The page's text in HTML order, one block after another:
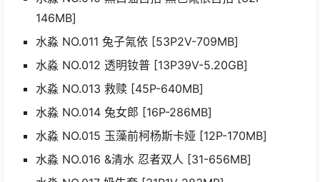
146MB]
水淼 NO.011 兔子氝依 [53P2V-709MB]
水淼 NO.012 透明钕普 [13P39V-5.20GB]
水淼 NO.013 救赎 [45P-640MB]
水淼 NO.014 兔女郎 [16P-286MB]
水淼 NO.015 玉藻前柯杨斯卡娅 [12P-170MB]
水淼 NO.016 &清水 忍者双人 [31-656MB]